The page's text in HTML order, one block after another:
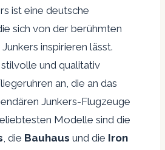
ist eine deutsche
sich von der berühmten
inspirieren lässt.
und qualitativ
an, die an das
Junkers-Flugzeuge
Modelle sind die
, die Bauhaus und die Iron